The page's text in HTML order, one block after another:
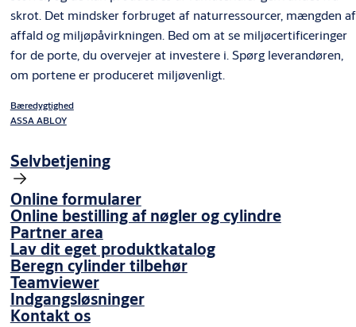
skrot. Det mindsker forbruget af naturressourcer, mængden af
affald og miljøpåvirkningen. Bed om at se miljøcertificeringer
for de porte, du overvejer at investere i. Spørg leverandøren,
om portene er produceret miljøvenligt.
Bæredygtighed
ASSA ABLOY
Selvbetjening
Online formularer
Online bestilling af nøgler og cylindre
Partner area
Lav dit eget produktkatalog
Beregn cylinder tilbehør
Teamviewer
Indgangsløsninger
Kontakt os